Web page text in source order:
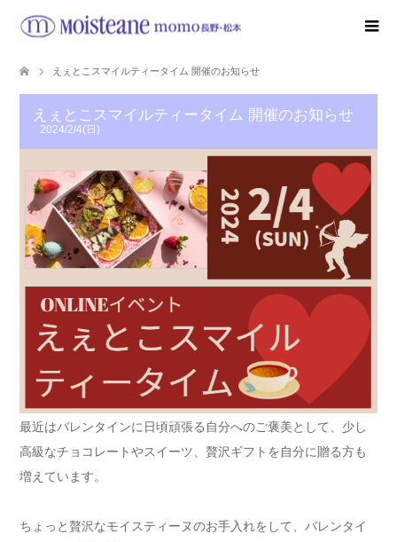
えぇとこスマイルティータイム 開催のお知らせ
えぇとこスマイルティータイム 開催のお知らせ
2024/2/4(日)
最近はバレンタインに日頃頑張る自分へのご褒美として、少し
高級なチョコレートやスイーツ、贅沢ギフトを自分に贈る方も
増えています。
ちょっと贅沢なモイスティーヌのお手入れをして、バレンタイ